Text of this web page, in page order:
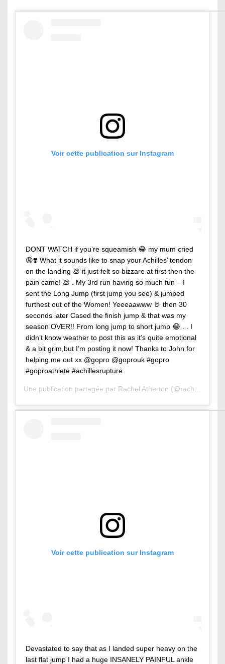
Voir cette publication sur Instagram
DONT WATCH if you’re squeamish 😂 my mum cried
😩❣️ What it sounds like to snap your Achilles’ tendon
on the landing 💩 it just felt so bizzare at first then the
pain came! 💩 . My 3rd run having so much fun – I
sent the Long Jump (first jump you see) & jumped
furthest out of the Women! Yeeeaawww 🤘 then 30
seconds later Cased the finish jump & that was my
season OVER!! From long jump to short jump 😂 . . I
didn’t know weather to post this as it’s quite emotional
& a bit grim,but I’m posting it now! Thanks to John for
helping me out xx @gopro @goprouk #gopro
#goproathlete #achillesrupture
Une publication partagée par Rachel Atherton (@rachybox) le
Voir cette publication sur Instagram
Devastated to say that as I landed super heavy on the
last flat jump I had a huge INSANELY PAINFUL ankle